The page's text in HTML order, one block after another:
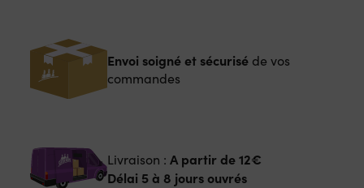
Envoi soigné et sécuriséde vos
commandes
Livraison : A partir de 12€
Délai 5 à 8 jours ouvrés